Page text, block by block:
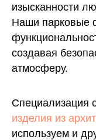
изысканности
Наши парковые
создавая
атмосферу.
Специализация
изделия из
используем и